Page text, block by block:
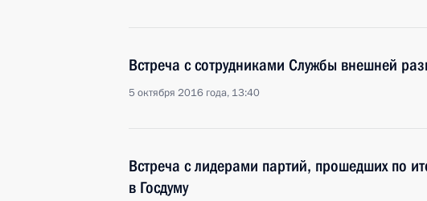
Встреча с сотрудниками Службы внешней
5 октября 2016 года, 13:40
Встреча с лидерами партий, прошедших по
в Госдуму